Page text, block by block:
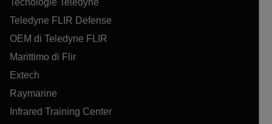
Tecnologie Teledyne
Teledyne FLIR Defense
OEM di Teledyne FLIR
Marittimo di Flir
Extech
Raymarine
Infrared Training Center